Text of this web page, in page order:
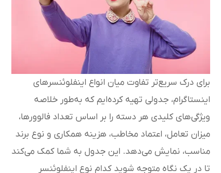
برای درک سریع‌تر تفاوت میان انواع اینفلوئنسرهای
اینستاگرام، جدولی تهیه کرده‌ایم که به‌طور خلاصه
ویژگی‌های کلیدی هر دسته را بر اساس تعداد فالوورها،
میزان تعامل، اعتماد مخاطب، هزینه همکاری و نوع برند
مناسب، نمایش می‌دهد. این جدول به شما کمک می‌کند
تا در یک نگاه متوجه شوید کدام نوع اینفلوئنسر